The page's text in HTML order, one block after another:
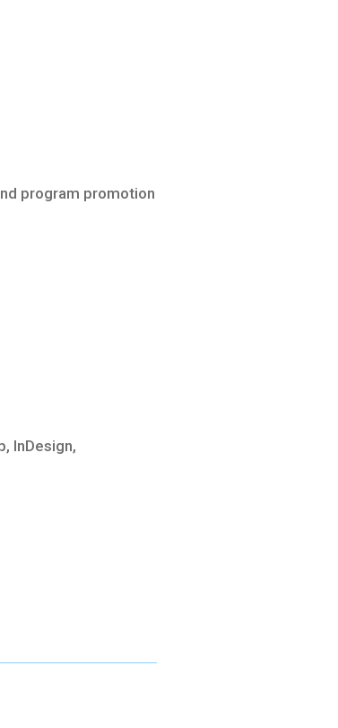
program promotion
InDesign,